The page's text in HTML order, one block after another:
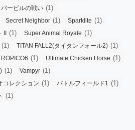
ービルの戦い (1)
Secret Neighbor (1) Sparklite (1)
(1) Super Animal Royale (1)
(1) TITAN FALL2(タイタンフォール2) (1)
(1) Ultimate Chicken Horse (1)
(1) Vampyr (1)
コレクション (1) バトルフィールド1 (1)
(1)